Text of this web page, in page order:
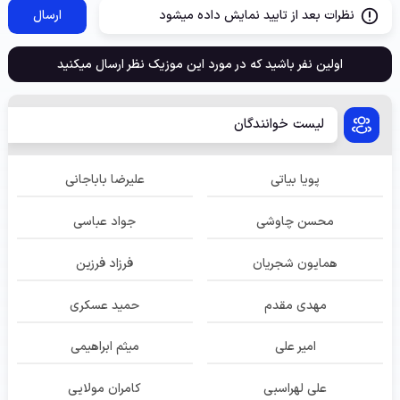
نظرات بعد از تایید نمایش داده میشود ارسال
اولین نفر باشید که در مورد این موزیک نظر ارسال میکنید
لیست خوانندگان
پویا بیاتی علیرضا باباجانی
محسن چاوشی جواد عباسی
همایون شجریان فرزاد فرزین
مهدی مقدم حمید عسکری
امیر علی میثم ابراهیمی
علی لهراسبی کامران مولایی